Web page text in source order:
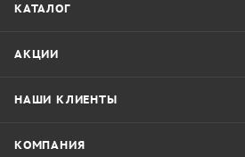
КАТАЛОГ
АКЦИИ
НАШИ КЛИЕНТЫ
КОМПАНИЯ